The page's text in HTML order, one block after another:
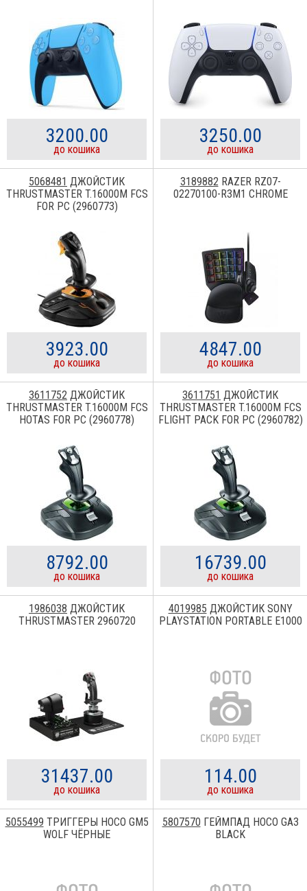
3200.00
до кошика
3250.00
до кошика
5068481 ДЖОЙСТИК
THRUSTMASTER T.16000M FCS
FOR PC (2960773)
3923.00
до кошика
3189882 RAZER RZ07-
02270100-R3M1 CHROME
4847.00
до кошика
3611752 ДЖОЙСТИК
THRUSTMASTER T.16000M FCS
HOTAS FOR PC (2960778)
8792.00
до кошика
3611751 ДЖОЙСТИК
THRUSTMASTER T.16000M FCS
FLIGHT PACK FOR PC (2960782)
16739.00
до кошика
1986038 ДЖОЙСТИК
THRUSTMASTER 2960720
31437.00
до кошика
4019985 ДЖОЙСТИК SONY
PLAYSTATION PORTABLE E1000
114.00
до кошика
5055499 ТРИГГЕРЫ HOCO GM5
WOLF ЧЁРНЫЕ
5807570 ГЕЙМПАД HOCO GA3
BLACK